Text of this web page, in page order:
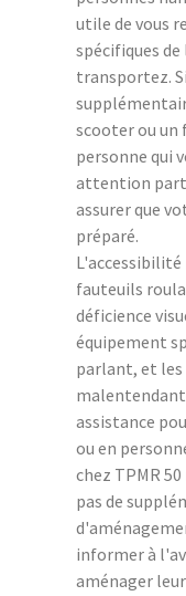
utile de vous
spécifiques de
transportez.
scooter ou un
personne qui
attention
assurer que
préparé.
L'accessibilité
fauteuils
déficience
équipement
parlant, et les
assistance
ou en
chez TPMR
pas de
informer à
aménager